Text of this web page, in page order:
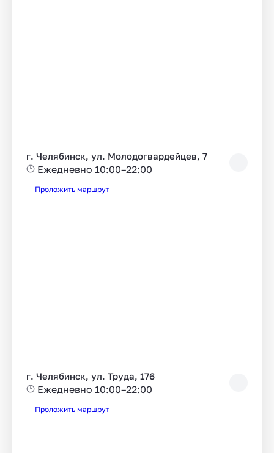
г. Челябинск, ул. Молодогвардейцев, 7
Ежедневно 10:00–22:00
Проложить маршрут
г. Челябинск, ул. Труда, 176
Ежедневно 10:00–22:00
Проложить маршрут